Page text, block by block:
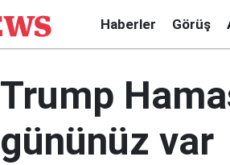
Haberler Görüş
Trump
gününüz var